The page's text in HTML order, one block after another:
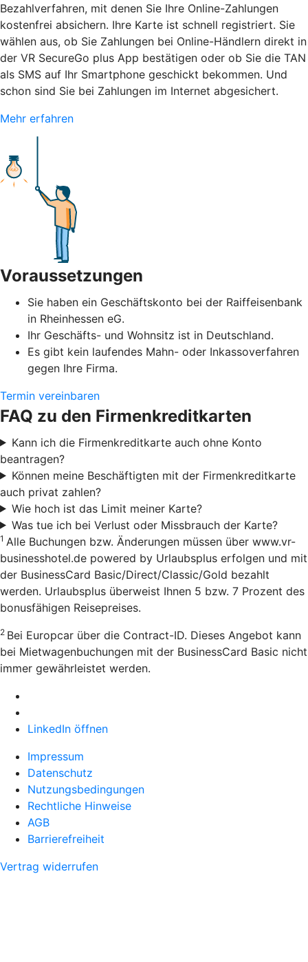
Bezahlverfahren, mit denen Sie Ihre Online-Zahlungen
kostenfrei absichern. Ihre Karte ist schnell registriert. Sie
wählen aus, ob Sie Zahlungen bei Online-Händlern direkt in
der VR SecureGo plus App bestätigen oder ob Sie die TAN
als SMS auf Ihr Smartphone geschickt bekommen. Und
schon sind Sie bei Zahlungen im Internet abgesichert.
Mehr erfahren
Voraussetzungen
Sie haben ein Geschäftskonto bei der Raiffeisenbank
in Rheinhessen eG.
Ihr Geschäfts- und Wohnsitz ist in Deutschland.
Es gibt kein laufendes Mahn- oder Inkassoverfahren
gegen Ihre Firma.
Termin vereinbaren
FAQ zu den Firmenkreditkarten
Kann ich die Firmenkreditkarte auch ohne Konto
beantragen?
Können meine Beschäftigten mit der Firmenkreditkarte
auch privat zahlen?
Wie hoch ist das Limit meiner Karte?
Was tue ich bei Verlust oder Missbrauch der Karte?
1 Alle Buchungen bzw. Änderungen müssen über www.vr-
businesshotel.de powered by Urlaubsplus erfolgen und mit
der BusinessCard Basic/Direct/Classic/Gold bezahlt
werden. Urlaubsplus überweist Ihnen 5 bzw. 7 Prozent des
bonusfähigen Reisepreises.
2 Bei Europcar über die Contract-ID. Dieses Angebot kann
bei Mietwagenbuchungen mit der BusinessCard Basic nicht
immer gewährleistet werden.
LinkedIn öffnen
Impressum
Datenschutz
Nutzungsbedingungen
Rechtliche Hinweise
AGB
Barrierefreiheit
Vertrag widerrufen